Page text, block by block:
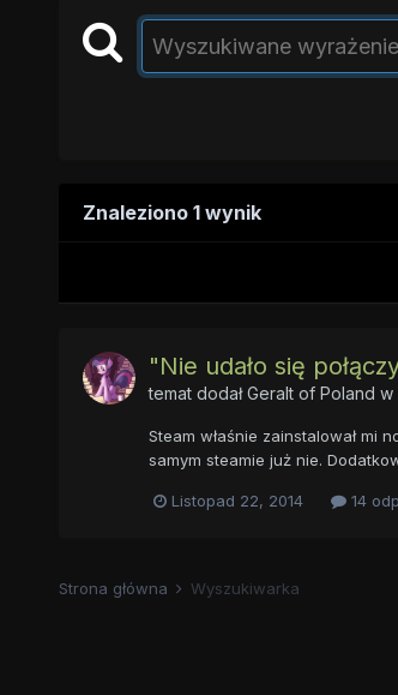
Znaleziono 1 wynik
"Nie udało się
temat dodałGeralt of Poland w
Steam właśnie zainstalował mi
samym steamie już nie.
Listopad 22, 2014 14
Strona główna Wyszukiwarka